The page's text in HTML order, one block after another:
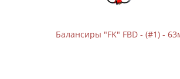
Балансиры "FK" FBD - (#1) -